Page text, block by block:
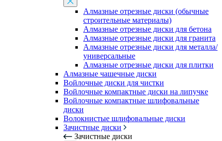
Алмазные отрезные диски (обычные
строительные материалы)
Алмазные отрезные диски для бетона
Алмазные отрезные диски для гранита
Алмазные отрезные диски для металла/
универсальные
Алмазные отрезные диски для плитки
Алмазные чашечные диски
Войлочные диски для чистки
Войлочные компактные диски на липучке
Войлочные компактные шлифовальные
диски
Волокнистые шлифовальные диски
Зачистные диски
Зачистные диски